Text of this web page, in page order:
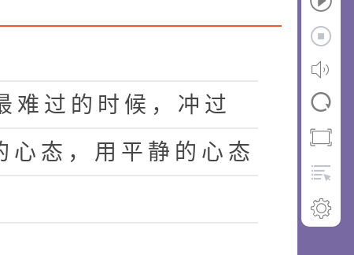
难 过 的 时 候 ， 冲 过
心 态 ， 用 平 静 的 心 态